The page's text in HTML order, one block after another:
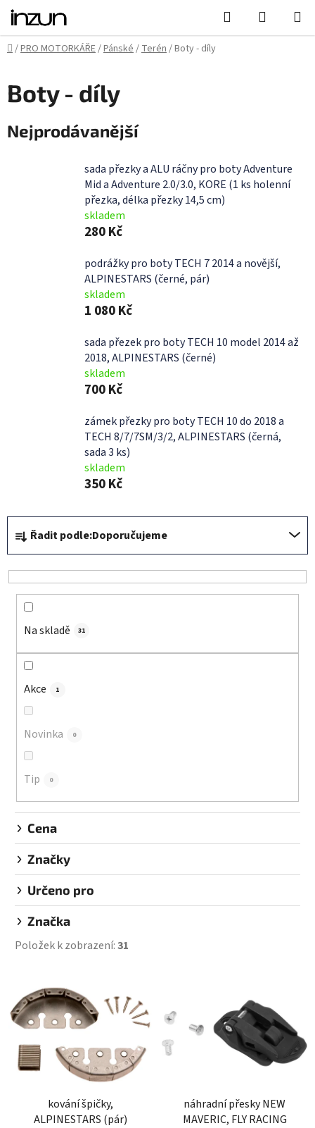
Přejít
obsah
Hledat
KOŠÍK
Domů
/PRO MOTORKÁŘE/Pánské/Terén/Boty - díly
Boty - díly
Nejprodávanější
sada přezky a ALU ráčny pro boty Adventure
Mid a Adventure 2.0/3.0, KORE (1 ks holenní
přezka, délka přezky 14,5 cm)
skladem
280 Kč
podrážky pro boty TECH 7 2014 a novější,
ALPINESTARS (černé, pár)
skladem
1 080 Kč
sada přezek pro boty TECH 10 model 2014 až
2018, ALPINESTARS (černé)
skladem
700 Kč
zámek přezky pro boty TECH 10 do 2018 a
TECH 8/7/7SM/3/2, ALPINESTARS (černá,
sada 3 ks)
skladem
350 Kč
Ř
a
z
e
Řadit podle:Doporučujeme
Na skladě 31
Akce 1
Novinka 0
Tip 0
Cena
Značky
Určeno pro
Značka
Položek k zobrazení:31
p
kování špičky,
ALPINESTARS (pár)
náhradní přesky NEW
MAVERIC, FLY RACING